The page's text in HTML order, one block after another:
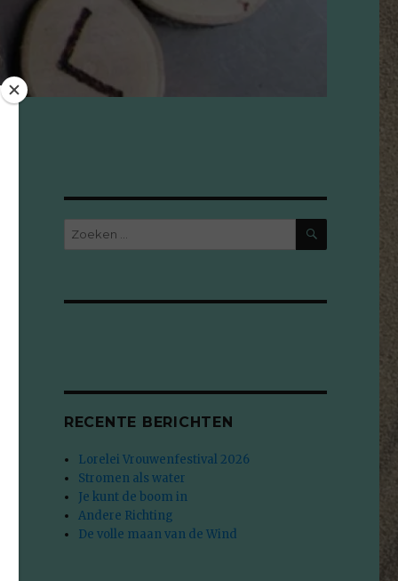
Zoeken
ZOEKEN
RECENTE BERICHTEN
Lorelei Vrouwenfestival 2026
Stromen als water
Je kunt de boom in
Andere Richting
De volle maan van de Wind